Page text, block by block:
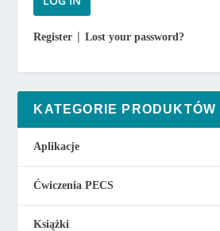
Register |Lost your password?
KATEGORIE PRODUKTÓW
Aplikacje
Ćwiczenia PECS
Książki